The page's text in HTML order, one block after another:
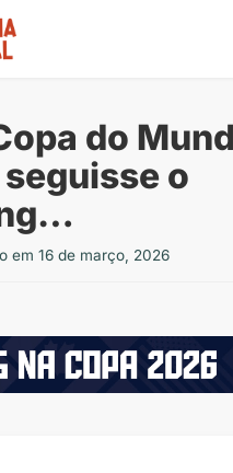
do
o
em 16 de março, 2026